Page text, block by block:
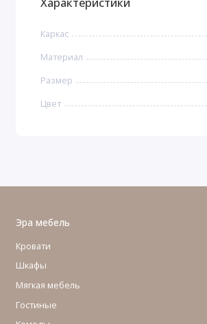
Каркас
Материал
Размер
Цвет
Эра мебель
Кровати
Шкафы
Мягкая мебель
Гостиные